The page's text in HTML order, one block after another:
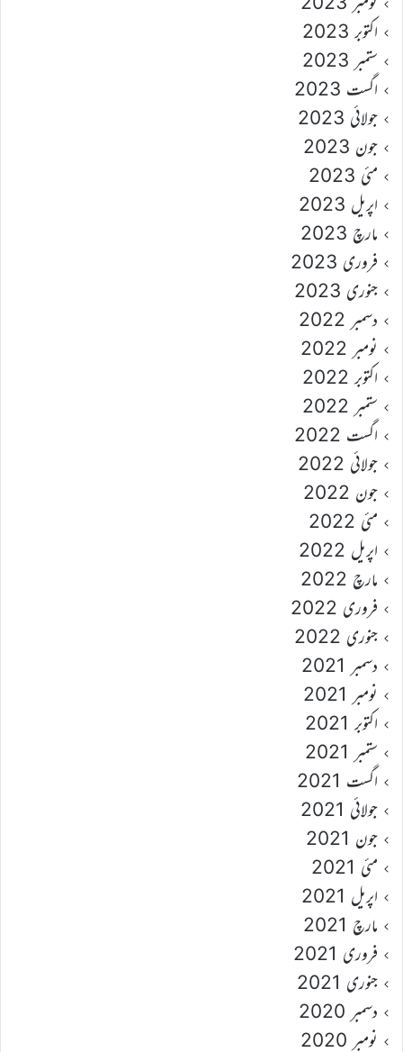
اکتوبر 2023
ستمبر 2023
اگست 2023
جولائی 2023
جون 2023
مئی 2023
اپریل 2023
مارچ 2023
فروری 2023
جنوری 2023
دسمبر 2022
نومبر 2022
اکتوبر 2022
ستمبر 2022
اگست 2022
جولائی 2022
جون 2022
مئی 2022
اپریل 2022
مارچ 2022
فروری 2022
جنوری 2022
دسمبر 2021
نومبر 2021
اکتوبر 2021
ستمبر 2021
اگست 2021
جولائی 2021
جون 2021
مئی 2021
اپریل 2021
مارچ 2021
فروری 2021
جنوری 2021
دسمبر 2020
نومبر 2020